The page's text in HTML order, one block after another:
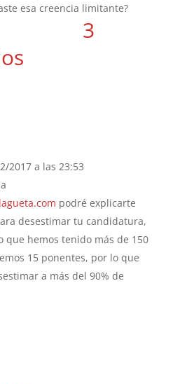
esa creencia limitante?
3
2017 a las 23:53
podré explicarte
desestimar tu candidatura,
que hemos tenido más de 150
15 ponentes, por lo que
a más del 90% de